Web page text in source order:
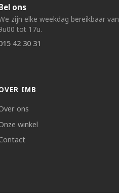
ons
zijn elke weekdag bereikbaar van
tot 17u.
42 30 31
IMB
ons
winkel